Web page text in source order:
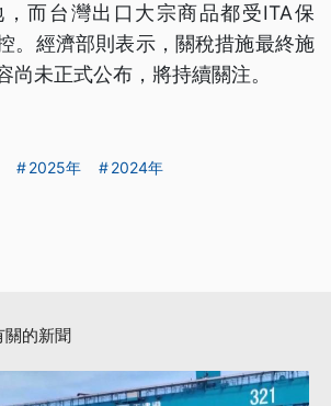
而台灣出口大宗商品都受ITA保
。經濟部則表示，關稅措施最終施
尚未正式公布，將持續關注。
2025年
2024年
關的新聞